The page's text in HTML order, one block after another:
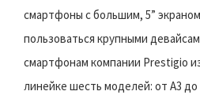
смартфоны с большим, 5”
пользоваться крупными
смартфонам компании Prestigio
линейке шесть моделей: от А3